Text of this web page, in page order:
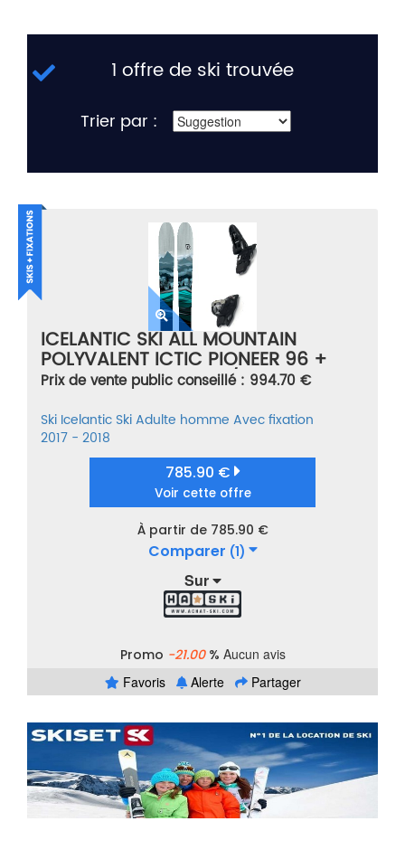
1 offre de ski trouvée
Trier par :
ICELANTIC SKI ALL MOUNTAIN
POLYVALENT ICTIC PIONEER 96 +
SQUIRE 11 BLACK NOIR/BLEU TAILLE
Prix de vente public conseillé : 994.70 €
Ski Icelantic SkiAdulte homme Avec fixation
2017 - 2018
785.90 €
Voir cette offre
À partir de 785.90 €
Comparer (1)
Sur
Promo -21.00% Aucun avis
Favoris
Alerte Partager